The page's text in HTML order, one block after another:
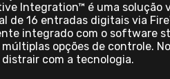
Integration™ é uma
16 entradas digitais via
integrado com o
opções de controle.
com a tecnologia.